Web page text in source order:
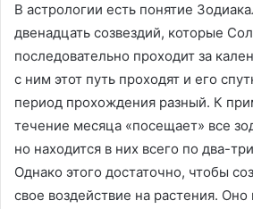
В астрологии есть понятие
двенадцать созвездий, которые
последовательно проходит за
с ним этот путь проходят и его
период прохождения разный. К
течение месяца «посещает» все
но находится в них всего по два-
Однако этого достаточно, чтобы
свое воздействие на растения.